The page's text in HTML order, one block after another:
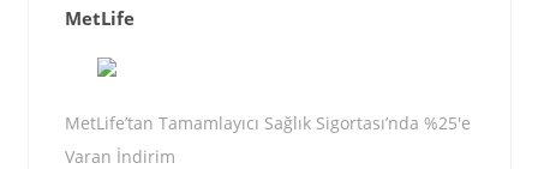
MetLife
MetLife’tan Tamamlayıcı Sağlık Sigortası’nda %25'e
Varan İndirim